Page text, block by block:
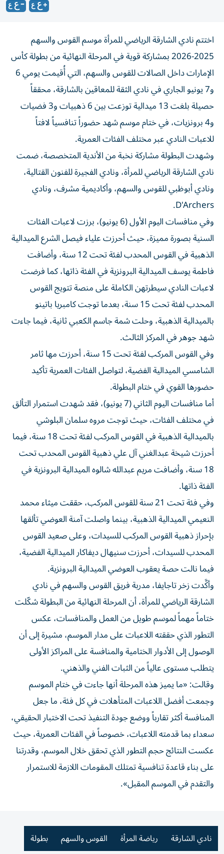
اختتم نادي الشارقة الرياضي للمرأة موسم القوس والسهم
2025-2026 بمشاركة قوية في المرحلة النهائية من بطولة كأس
الإمارات داخل الصالات للقوس والسهم، التي أُقيمت يومي 6
و7 يونيو الجاري في نادي الثقة للمعاقين بالشارقة، محققاً
حصيلة بلغت 13 ميدالية توزعت بين 6 ذهبيات و3 فضيات
و4 برونزيات، في ختام موسم شهد حضوراً تنافسياً لافتاً
للاعبات النادي عبر مختلف الفئات العمرية.
وشهدت البطولة مشاركة نخبة من الأندية المتخصصة، ضمت
نادي الشارقة الرياضي للمرأة، ونادي الفجيرة للفنون القتالية،
ونادي أبوظبي للقوس والسهم، وأكاديمية مشرف، ونادي
D'Archers.
وفي منافسات اليوم الأول (6 يونيو)، برزت لاعبات الفئات
السنية بصورة مميزة، حيث أحرزت علياء فيصل الشرع الميدالية
الذهبية في القوس المحدب لفئة تحت 12 سنة، وأضافت
فاطمة يوسف الميدالية البرونزية في الفئة ذاتها، كما فرضت
لاعبات النادي سيطرتهن الكاملة على منصة تتويج القوس
المحدب لفئة تحت 15 سنة، بعدما توجت كامبريا باتينو
بالميدالية الذهبية، وحلت شمة جاسم الكعبي ثانية، فيما جاءت
شهد جوهر في المركز الثالث.
وفي القوس المركب لفئة تحت 15 سنة، أحرزت مها ثامر
الشامسي الميدالية الفضية، لتواصل الفئات العمرية تأكيد
حضورها القوي في ختام البطولة.
أما منافسات اليوم الثاني (7 يونيو)، فقد شهدت استمرار التألق
في مختلف الفئات، حيث توجت مروه سلمان البلوشي
بالميدالية الذهبية في القوس المركب لفئة تحت 18 سنة، فيما
أحرزت شيخة عبدالغني آل علي ذهبية القوس المحدب تحت
18 سنة، وأضافت مريم عبدالله شالوه الميدالية البرونزية في
الفئة ذاتها.
وفي فئة تحت 21 سنة للقوس المركب، حققت ميثاء محمد
النعيمي الميدالية الذهبية، بينما واصلت آمنة العوضي تألقها
بإحراز ذهبية القوس المركب للسيدات، وعلى صعيد القوس
المحدب للسيدات، أحرزت سنيهال ديفاكار الميدالية الفضية،
فيما نالت حصة يعقوب العوضي الميدالية البرونزية.
وأكَّدت زخر تاجايفا، مدربة فريق القوس والسهم في نادي
الشارقة الرياضي للمرأة، أن المرحلة النهائية من البطولة شكّلت
ختاماً مهماً لموسم طويل من العمل والمنافسات، عكس
التطور الذي حققته اللاعبات على مدار الموسم، مشيرة إلى أن
الوصول إلى الأدوار الختامية والمنافسة على المراكز الأولى
يتطلب مستوى عالياً من الثبات الفني والذهني.
وقالت: «ما يميز هذه المرحلة أنها جاءت في ختام الموسم
وجمعت أفضل اللاعبات المتأهلات في كل فئة، ما جعل
المنافسة أكثر تقارباً ووضع جودة التنفيذ تحت الاختبار الحقيقي،
سعداء بما قدمته اللاعبات، خصوصاً في الفئات العمرية، حيث
عكست النتائج حجم التطور الذي تحقق خلال الموسم، وقدرتنا
على بناء قاعدة تنافسية تمتلك المقومات اللازمة للاستمرار
والتقدم في الموسم المقبل».
نادي الشارقة رياضة المرأة القوس والسهم بطولة